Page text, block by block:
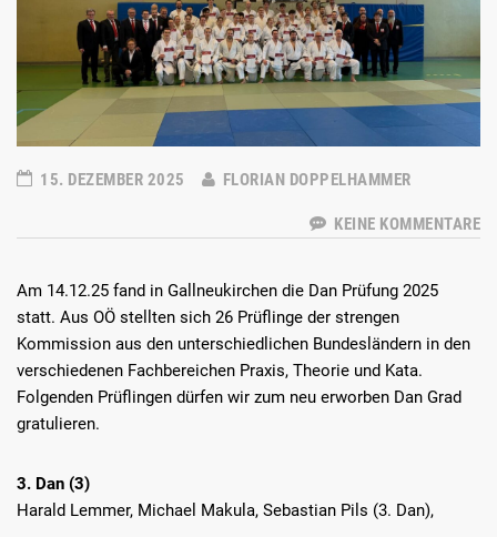
15. DEZEMBER 2025 FLORIAN DOPPELHAMMER
KEINE KOMMENTARE
Am 14.12.25 fand in Gallneukirchen die Dan Prüfung 2025
statt. Aus OÖ stellten sich 26 Prüflinge der strengen
Kommission aus den unterschiedlichen Bundesländern in den
verschiedenen Fachbereichen Praxis, Theorie und Kata.
Folgenden Prüflingen dürfen wir zum neu erworben Dan Grad
gratulieren.
3. Dan (3)
Harald Lemmer, Michael Makula, Sebastian Pils (3. Dan),